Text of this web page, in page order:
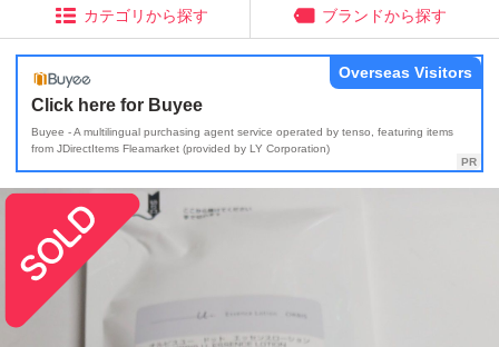
カテゴリから探す ブランドから探す
Click here for Buyee
Buyee - A multilingual purchasing agent service operated by tenso, featuring items
from JDirectItems Fleamarket (provided by LY Corporation)
Overseas Visitors